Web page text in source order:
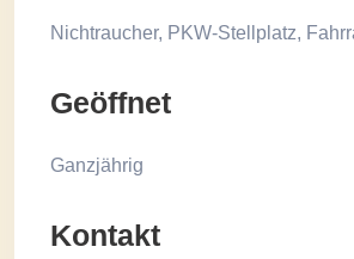
Nichtraucher, PKW-Stellplatz,
Geöffnet
Ganzjährig
Kontakt